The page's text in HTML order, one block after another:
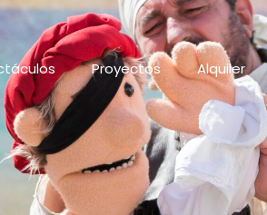
Proyectos Alquiler